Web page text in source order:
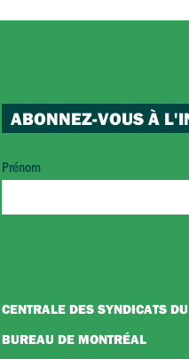
ABONNEZ-VOUS À
Prénom
CENTRALE DES SYNDICATS
BUREAU DE MONTRÉAL